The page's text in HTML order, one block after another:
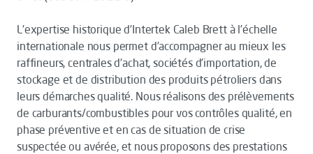
L’expertise historique d’Intertek Caleb Brett à l’échelle
internationale nous permet d’accompagner au mieux les
raffineurs, centrales d’achat, sociétés d’importation, de
stockage et de distribution des produits pétroliers dans
leurs démarches qualité. Nous réalisons des prélèvements
de carburants/combustibles pour vos contrôles qualité, en
phase préventive et en cas de situation de crise
suspectée ou avérée, et nous proposons des prestations